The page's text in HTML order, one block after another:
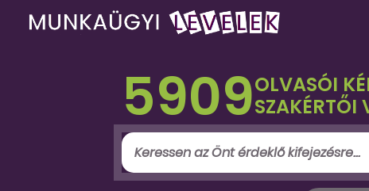
5909OLVASÓI
SZAKÉRTŐI